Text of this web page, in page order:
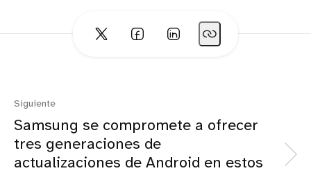
Siguiente
Samsung se compromete a ofrecer
tres generaciones de
actualizaciones de Android en estos